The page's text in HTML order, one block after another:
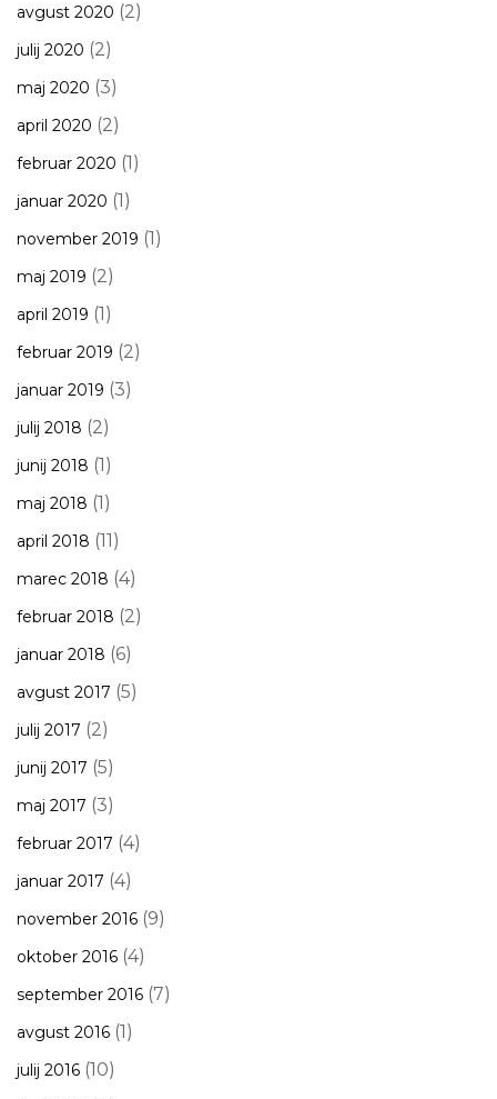
avgust 2020 (2)
julij 2020 (2)
maj 2020 (3)
april 2020 (2)
februar 2020 (1)
januar 2020 (1)
november 2019 (1)
maj 2019 (2)
april 2019 (1)
februar 2019 (2)
januar 2019 (3)
julij 2018 (2)
junij 2018 (1)
maj 2018 (1)
april 2018 (11)
marec 2018 (4)
februar 2018 (2)
januar 2018 (6)
avgust 2017 (5)
julij 2017 (2)
junij 2017 (5)
maj 2017 (3)
februar 2017 (4)
januar 2017 (4)
november 2016 (9)
oktober 2016 (4)
september 2016 (7)
avgust 2016 (1)
julij 2016 (10)